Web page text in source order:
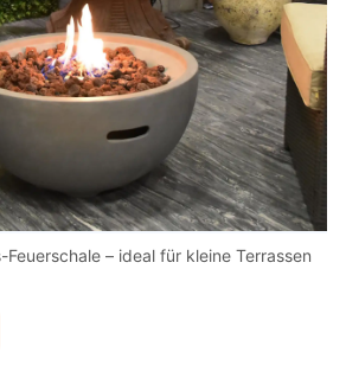
– ideal für kleine Terrassen